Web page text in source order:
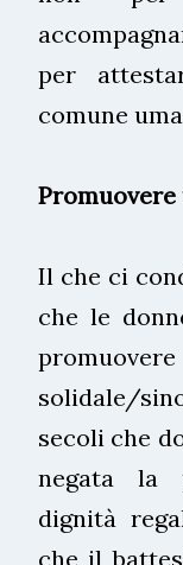
per
comune
Promuovere
Il che ci
che le
solidale/
secoli che
negata la
dignità
che il